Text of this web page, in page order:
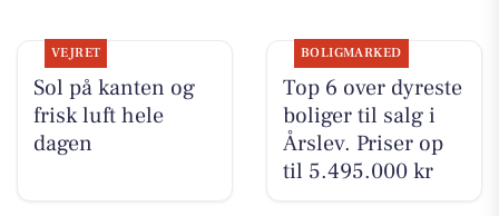
VEJRET
Sol på kanten og
frisk luft hele
dagen
BOLIGMARKED
Top 6 over dyreste
boliger til salg i
Årslev. Priser op
til 5.495.000 kr